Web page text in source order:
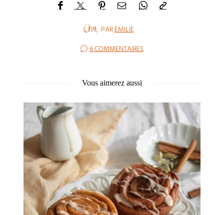
PAREMILIE
6 COMMENTAIRES
Vous aimerez aussi